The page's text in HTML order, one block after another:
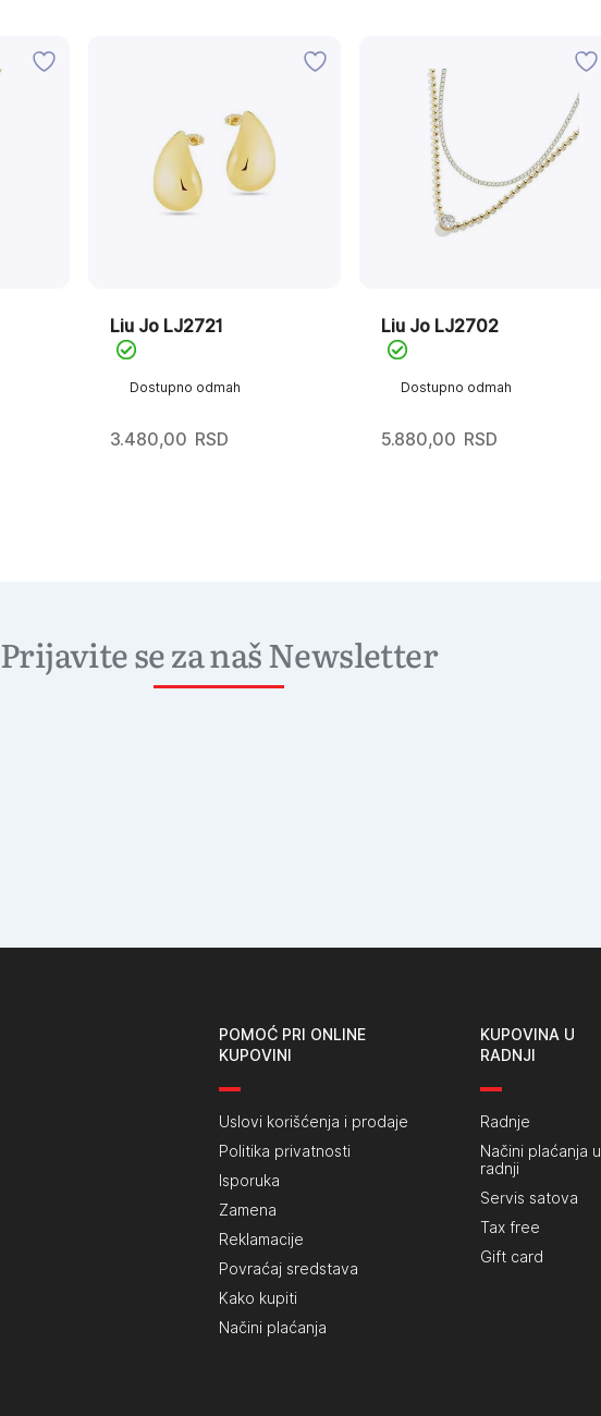
Dostupno odmah
Liu Jo LJ2721
3.480,00 RSD
Dostupno odmah
Liu Jo LJ2702
5.880,00 RSD
Prijavite se za naš Newsletter
POMOĆ PRI ONLINE
KUPOVINI
Uslovi korišćenja i prodaje
Politika privatnosti
Isporuka
Zamena
Reklamacije
Povraćaj sredstava
Kako kupiti
Načini plaćanja
KUPOVINA U
RADNJI
Radnje
Načini plaćanja u
radnji
Servis satova
Tax free
Gift card